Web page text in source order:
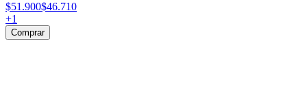
$51.900$46.710
+1
Comprar